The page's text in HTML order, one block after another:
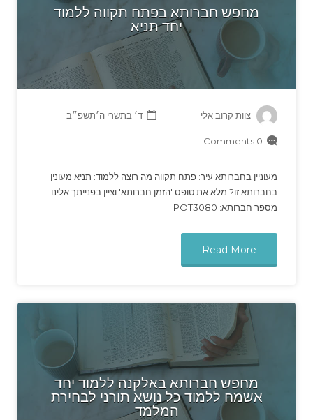
מחפש חברותא בפתח תקווה ללמוד
יחד תניא
צוות קרוב אלי ד׳ בתשרי ה׳תשפ״ב
0 Comments
מעוניין בחברותא עיר: פתח תקווה מה רוצה ללמוד: תניא מעונין
בחברותא זו? מלא את טופס 'הזמן חברותא' וציין בפנייתך אלינו
מספר חברותא: POT3080
Read More
מחפש חברותא באלקנה ללמוד יחד
אשמח ללמוד כל נושא תורני לבחירת
המלמד